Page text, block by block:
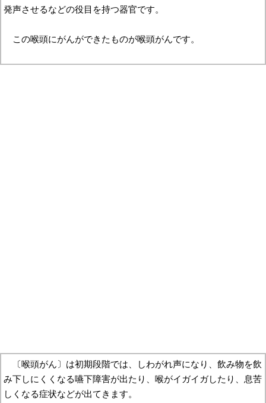
発声させるなどの役目を持つ器官です。
この喉頭にがんができたものが喉頭がんです。
〔喉頭がん〕は初期段階では、しわがれ声になり、飲み物を飲
み下しにくくなる嚥下障害が出たり、喉がイガイガしたり、息苦
しくなる症状などが出てきます。